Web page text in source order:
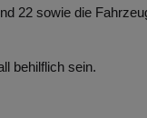
22 sowie die
behilflich sein.